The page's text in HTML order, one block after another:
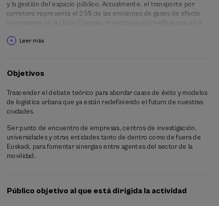
y la gestión del espacio público. Actualmente, el transporte por
carretera representa el 25% de las emisiones de gases de efecto
invernadero en la Unión Europea, mientras que la ineficiencia en la
convivencia en nuestros centros urbanos.
expertos analizarán la implementación de servicios de movilidad
lockersinteligentes.
Únete a la conversación y lidere la transición hacia una logística más
Leer más
Objetivos
Trascender el debate teórico para abordar casos de éxito y modelos
de logística urbana que ya están redefiniendo el futuro de nuestras
ciudades.
Ser punto de encuentro de empresas, centros de investigación,
universidades y otras entidades tanto de dentro como de fuera de
Euskadi, para fomentar sinergias entre agentes del sector de la
movilidad.
Público objetivo al que está dirigida la actividad